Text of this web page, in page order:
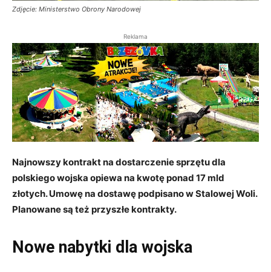
Zdjęcie: Ministerstwo Obrony Narodowej
Reklama
Najnowszy kontrakt na dostarczenie sprzętu dla
polskiego wojska opiewa na kwotę ponad 17 mld
złotych. Umowę na dostawę podpisano w Stalowej Woli.
Planowane są też przyszłe kontrakty.
Nowe nabytki dla wojska